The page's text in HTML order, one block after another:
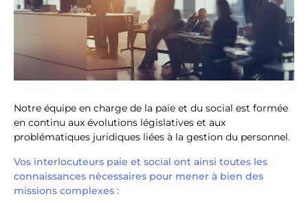
Notre équipe en charge de la paie et du social est formée
en continu aux évolutions législatives et aux
problématiques juridiques liées à la gestion du personnel.
Vos interlocuteurs paie et social ont ainsi toutes les
connaissances nécessaires pour mener à bien des
missions complexes :